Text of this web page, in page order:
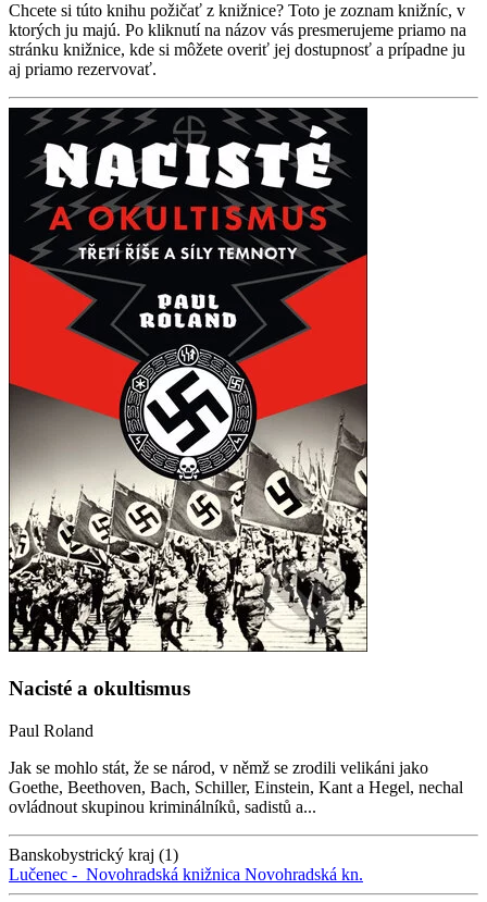
Chcete si túto knihu požičať z knižnice? Toto je zoznam knižníc, v
ktorých ju majú. Po kliknutí na názov vás presmerujeme priamo na
stránku knižnice, kde si môžete overiť jej dostupnosť a prípadne ju
aj priamo rezervovať.
Nacisté a okultismus
Paul Roland
Jak se mohlo stát, že se národ, v němž se zrodili velikáni jako
Goethe, Beethoven, Bach, Schiller, Einstein, Kant a Hegel, nechal
ovládnout skupinou kriminálníků, sadistů a...
Banskobystrický kraj (1)
Lučenec - Novohradská knižnica Novohradská kn.